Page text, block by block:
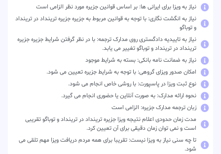
نیاز به ویزا برای ایرانی ها: بر اساس قوانین جزیره مورد نظر الزامی است
نیاز به انگشت نگاری: با توجه به قوانین مربوط به جزیره جزیره ترینداد در ترینداد‌
و توباگو
نیاز به تاییدیه دادگستری روی مدارک ترجمه: با در نظر گرفتن شرایط جزیره جزیره
ترینداد در ترینداد‌ و توباگو تغییر می یابد.
نیاز به ضمانت نامه بانکی: بسته به شرایط موجود
امکان صدور ویزای گروهی: با توجه به شرایط جزیره تعیین می شود.
نوع ثبت ویزا در پاسپورت: با روشی خاص انجام می شود.
نحوه ارائه مدارک: به صورت آنلاین یا حضوری انجام می گیرد.
زبان ترجمه مدارک جزیره: الزامی است
مدت زمان حدودی اعلام نتیجه ویزا جزیره ترینداد در ترینداد‌ و توباگو تقریبی
است و نمی توان زمان دقیقی برای آن تعیین کرد.
تا چه سنی نیاز به ویزا نیست: تقریبا برای همه مردم دریافت ویزا مهم تلقی می
شود.